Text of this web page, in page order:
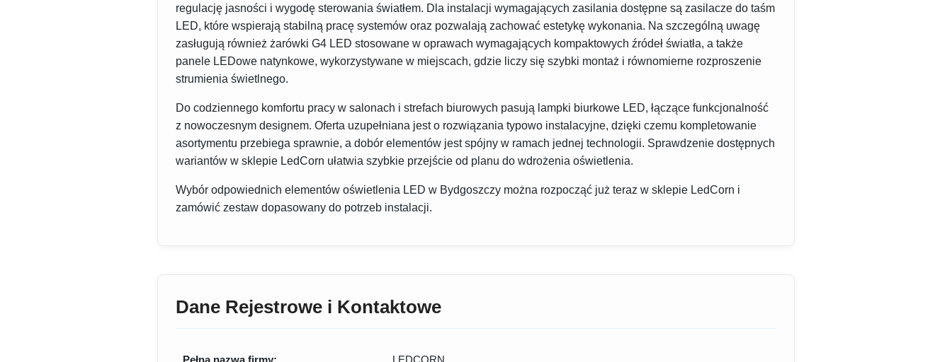
regulację jasności i wygodę sterowania światłem. Dla instalacji wymagających zasilania dostępne są zasilacze do taśm
LED, które wspierają stabilną pracę systemów oraz pozwalają zachować estetykę wykonania. Na szczególną uwagę
zasługują również żarówki G4 LED stosowane w oprawach wymagających kompaktowych źródeł światła, a także
panele LEDowe natynkowe, wykorzystywane w miejscach, gdzie liczy się szybki montaż i równomierne rozproszenie
strumienia świetlnego.
Do codziennego komfortu pracy w salonach i strefach biurowych pasują lampki biurkowe LED, łączące funkcjonalność
z nowoczesnym designem. Oferta uzupełniana jest o rozwiązania typowo instalacyjne, dzięki czemu kompletowanie
asortymentu przebiega sprawnie, a dobór elementów jest spójny w ramach jednej technologii. Sprawdzenie dostępnych
wariantów w sklepie LedCorn ułatwia szybkie przejście od planu do wdrożenia oświetlenia.
Wybór odpowiednich elementów oświetlenia LED w Bydgoszczy można rozpocząć już teraz w sklepie LedCorn i
zamówić zestaw dopasowany do potrzeb instalacji.
Dane Rejestrowe i Kontaktowe
Pełna nazwa firmy: LEDCORN